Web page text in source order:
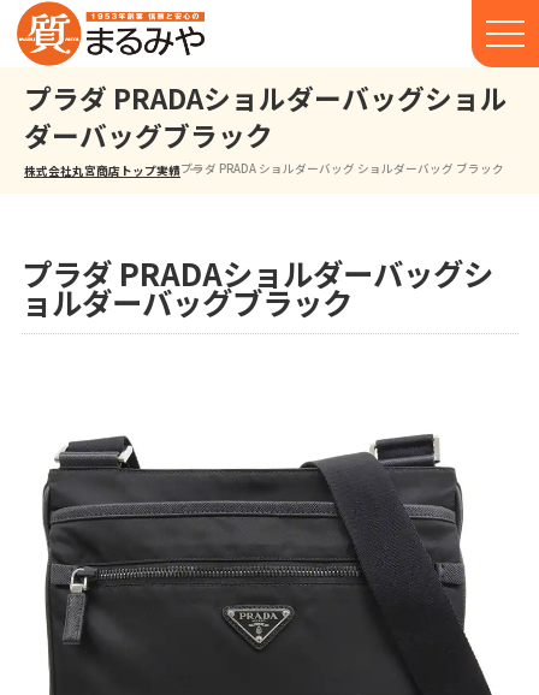
プラダ PRADAショルダーバッグショル
ダーバッグブラック
株式会社丸宮商店トップ⁩実績プラダ PRADA ショルダーバッグ ショルダーバッグ ブラック
プラダ PRADAショルダーバッグシ
ョルダーバッグブラック